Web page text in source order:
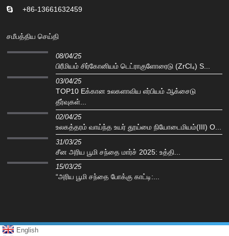
+86-13661632459
சமீபத்திய செய்தி
08/04/25
பிரீமியம் சிர்கோனியம் டெட்ராகுளோரைடு (ZrCl₄) S...
03/04/25
TOP10 Eக்கான உலகளாவிய எர்பியம் ஆக்சைடு
தீர்வுகள்...
02/04/25
உலகத்தரம் வாய்ந்த உயர் தூய்மை நியோடைமியம்(III) O...
31/03/25
சீன அரிய பூமி சந்தை மார்ச் 2025: உத்தி...
15/03/25
“அரிய பூமி சந்தை போக்கு காட்டி:...
English